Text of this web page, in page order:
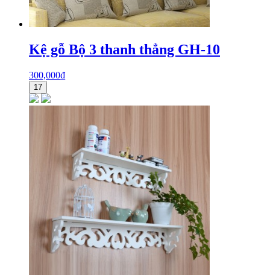
Kệ gỗ Bộ 3 thanh thẳng GH-10
300,000₫
17